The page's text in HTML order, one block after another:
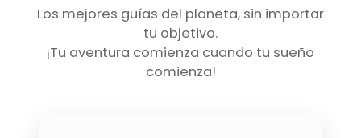
Los mejores guías del planeta, sin importar
tu objetivo.
¡Tu aventura comienza cuando tu sueño
comienza!